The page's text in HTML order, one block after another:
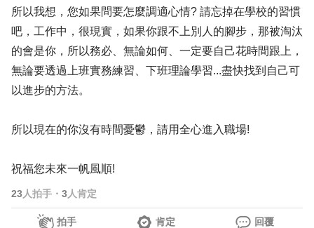
所以我想，您如果問要怎麼調適心情? 請忘掉在學校的習慣
吧，工作中，很現實，如果你跟不上別人的腳步，那被淘汰
的會是你，所以務必、無論如何、一定要自己花時間跟上，
無論要透過上班實務練習、下班理論學習...盡快找到自己可
以進步的方法。
所以現在的你沒有時間憂鬱，請用全心進入職場!
祝福您未來一帆風順!
23人拍手 ・ 3人肯定
拍手 肯定 回覆